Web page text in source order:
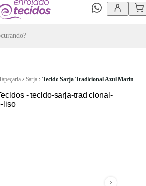
Sarja Tecido Sarja Tradicional Azul Marinho